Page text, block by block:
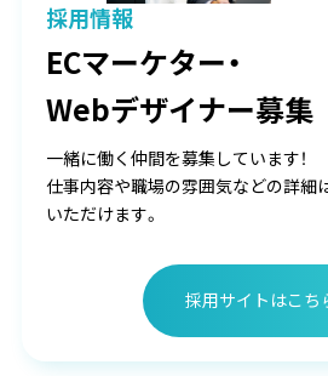
採用情報
ECマーケター・
Webデザイナー募集
一緒に働く仲間を募集しています！
仕事内容や職場の雰囲気などの詳細
いただけます。
採用サイトはこち